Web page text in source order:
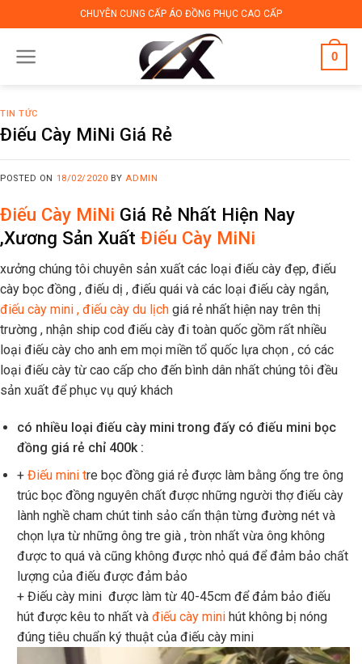
to
content
CHUYÊN CUNG CẤP ÁO ĐỒNG PHỤC CAO CẤP
0
TIN TỨC
Điếu Cày MiNi Giá Rẻ
POSTED ON 18/02/2020 BY ADMIN
Điếu Cày MiNi Giá Rẻ Nhất Hiện Nay
,Xương Sản Xuất Điếu Cày MiNi
xưởng chúng tôi chuyên sản xuất các loại điếu cày đẹp, điếu
cày bọc đồng , điếu dị , điếu quái và các loại điếu cày ngắn,
điếu cày mini , điếu cày du lịch giá rẻ nhất hiện nay trên thị
trường , nhận ship cod điếu cày đi toàn quốc gồm rất nhiều
loại điếu cày cho anh em mọi miền tổ quốc lựa chọn , có các
loại điếu cày từ cao cấp cho đến bình dân nhất chúng tôi đều
sản xuất để phục vụ quý khách
có nhiều loại điếu cày mini trong đấy có điếu mini bọc
đồng giá rẻ chỉ 400k :
+ Điếu mini tre bọc đồng giá rẻ được làm bằng ống tre ông
trúc bọc đồng nguyên chất được những người thợ điếu cày
lành nghề cham chút tinh sảo cẩn thận từng đường nét và
chọn lựa từ những ông tre già , tròn nhất vừa ông không
được to quá và cũng không được nhỏ quá để đảm bảo chất
lượng của điếu được đảm bảo
+ Điếu cày mini được làm từ 40-45cm để đảm bảo điếu
hút được kêu to nhất và điếu cày minihút không bị nóng
đúng tiêu chuẩn ký thuật của điếu cày mini